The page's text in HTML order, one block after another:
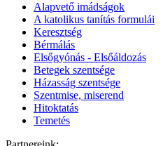
Alapvető imádságok
A katolikus tanítás formulái
Keresztség
Bérmálás
Elsőgyónás - Elsőáldozás
Betegek szentsége
Házasság szentsége
Szentmise, miserend
Hitoktatás
Temetés